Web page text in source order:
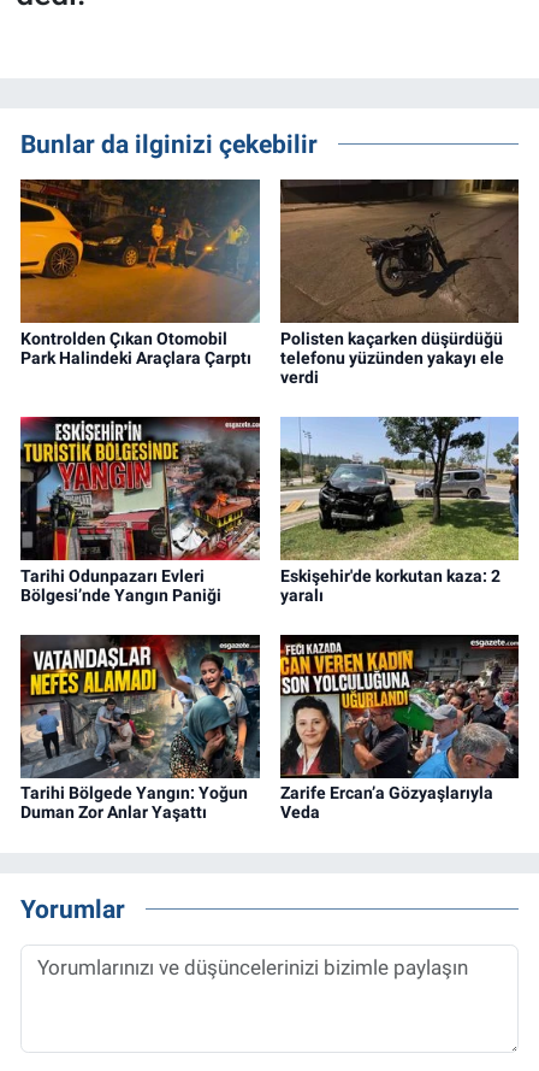
Bunlar da ilginizi çekebilir
Kontrolden Çıkan Otomobil
Park Halindeki Araçlara Çarptı
Polisten kaçarken düşürdüğü
telefonu yüzünden yakayı ele
verdi
Tarihi Odunpazarı Evleri
Bölgesi’nde Yangın Paniği
Eskişehir'de korkutan kaza: 2
yaralı
Tarihi Bölgede Yangın: Yoğun
Duman Zor Anlar Yaşattı
Zarife Ercan’a Gözyaşlarıyla
Veda
Yorumlar